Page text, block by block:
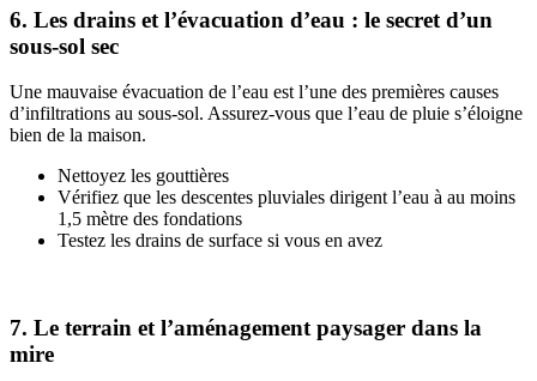
6. Les drains et l’évacuation d’eau : le secret d’un
sous-sol sec
Une mauvaise évacuation de l’eau est l’une des premières causes
d’infiltrations au sous-sol. Assurez-vous que l’eau de pluie s’éloigne
bien de la maison.
Nettoyez les gouttières
Vérifiez que les descentes pluviales dirigent l’eau à au moins
1,5 mètre des fondations
Testez les drains de surface si vous en avez
7. Le terrain et l’aménagement paysager dans la
mire